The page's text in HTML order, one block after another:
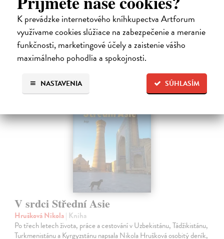
K prevádzke internetového kníhkupectva Artforum
využívame cookies slúžiace na zabezpečenie a meranie
funkčnosti, marketingové účely a zaistenie vášho
maximálneho pohodlia a spokojnosti.
SÚHLASÍM
NASTAVENIA
Na sklade
18,99 €
21,10 € ?
V srdci Střední Asie
Hrušková Nikola| Kniha
Po třech letech života, práce a cestování v Uzbekistánu, Tádžikistánu,
Turkmenistánu a Kyrgyzstánu napsala Nikola Hrušková osobitý deník,